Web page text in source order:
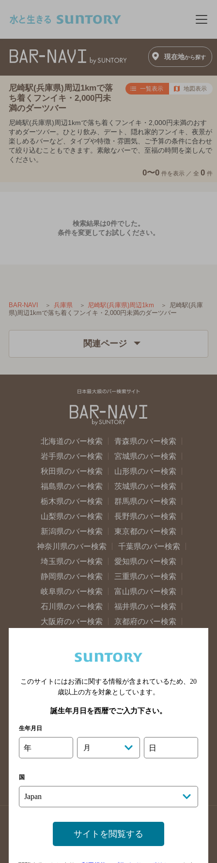
メ
現在地から探す
尼崎駅(兵庫県)周辺1kmで落
ち着くフンイキ・2,000円未
満のダーツバー
一覧表示 地図表示
尼崎駅(兵庫県)周辺1kmで落ち着くフンイキ・2,000円未満のおす
すめダーツバー。ひとり飲み、デート、隠れ家的フンイキ、夜景が
楽しめるバーなど、タイプや特徴・雰囲気、ご予算の条件に合わせ
て絞り込むこともできます。素敵なバーで、至福の時間を楽しんで
ください。
0〜0 件を表示 ／ 全 0 件
検索結果は0件でした。
条件を変更してお試しください。
BAR-NAVI 兵庫県 尼崎駅(兵庫県)周辺1km
尼崎駅(兵庫
県)周辺1kmで落ち着くフンイキ・2,000円未満のダーツバー
関連ページ
北海道のバー検索
青森県のバー検索
岩手県のバー検索
宮城県のバー検索
秋田県のバー検索
山形県のバー検索
福島県のバー検索
茨城県のバー検索
栃木県のバー検索
群馬県のバー検索
山梨県のバー検索
長野県のバー検索
新潟県のバー検索
東京都のバー検索
神奈川県のバー検索
千葉県のバー検索
埼玉県のバー検索
愛知県のバー検索
静岡県のバー検索
三重県のバー検索
岐阜県のバー検索
富山県のバー検索
石川県のバー検索
福井県のバー検索
大阪府のバー検索
京都府のバー検索
滋賀県のバー検索
和歌山県のバー検索
山口県のバー検索
鳥取県のバー検索
島根県のバー検索
徳島県のバー検索
香川県のバー検索
愛媛県のバー検索
高知県のバー検索
長崎県のバー検索
佐賀県のバー検索
大分県のバー検索
熊本県のバー検索
沖縄県のバー検索
店舗登録方法のご案内
店舗情報更新方法のご案内
掲載店舗様ログイン
このサイトにはお酒に関する情報が含まれているため、 20
歳以上の方を対象としています。
誕生年月日を西暦でご入力下さい。
生年月日
年 月 日
国
サイトを閲覧する